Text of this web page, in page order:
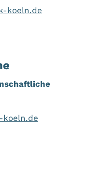
koeln.de
koeln.de